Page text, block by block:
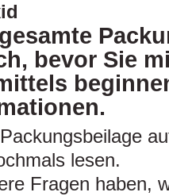
bevor Sie
lesen.
Fragen haben,